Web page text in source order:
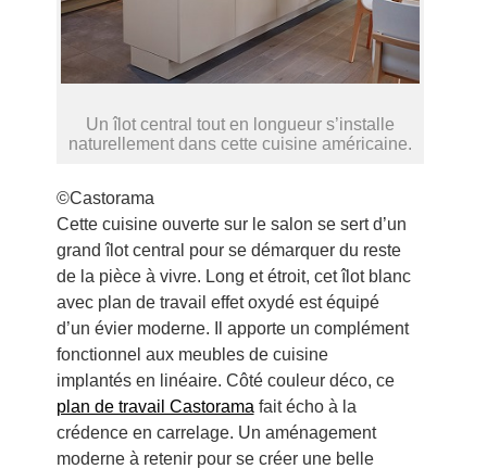
Un îlot central tout en longueur s’installe
naturellement dans cette cuisine américaine.
©Castorama
Cette cuisine ouverte sur le salon se sert d’un
grand îlot central pour se démarquer du reste
de la pièce à vivre. Long et étroit, cet îlot blanc
avec plan de travail effet oxydé est équipé
d’un évier moderne. Il apporte un complément
fonctionnel aux meubles de cuisine
implantés en linéaire. Côté couleur déco, ce
plan de travail Castorama fait écho à la
crédence en carrelage. Un aménagement
moderne à retenir pour se créer une belle